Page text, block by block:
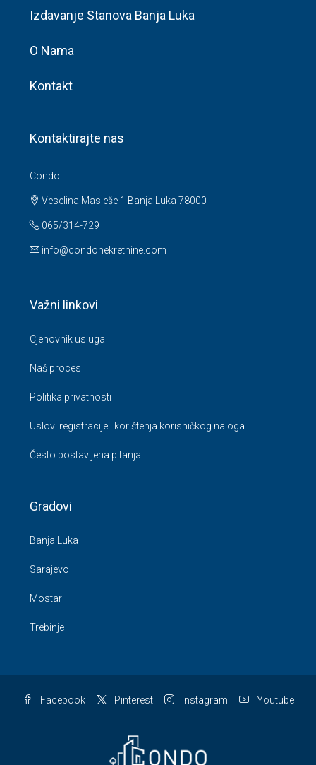
Izdavanje Stanova Banja Luka
O Nama
Kontakt
Kontaktirajte nas
Condo
Veselina Masleše 1 Banja Luka 78000
065/314-729
info@condonekretnine.com
Važni linkovi
Cjenovnik usluga
Naš proces
Politika privatnosti
Uslovi registracije i korištenja korisničkog naloga
Često postavljena pitanja
Gradovi
Banja Luka
Sarajevo
Mostar
Trebinje
Facebook Pinterest Instagram Youtube